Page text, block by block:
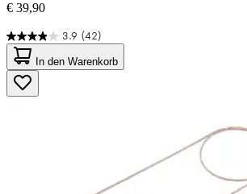
€ 39,90
3.9 (42)
3.9
von
5
Sternen.
42
In den Warenkorb